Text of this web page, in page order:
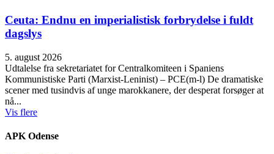
Ceuta: Endnu en imperialistisk forbrydelse i fuldt
dagslys
5. august 2026
Udtalelse fra sekretariatet for Centralkomiteen i Spaniens
Kommunistiske Parti (Marxist-Leninist) – PCE(m-l) De dramatiske
scener med tusindvis af unge marokkanere, der desperat forsøger at
nå...
Vis flere
APK Odense